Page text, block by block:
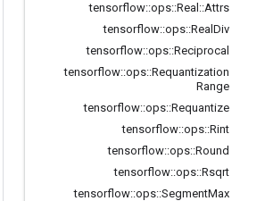
tensorflow::ops::Real ::Attrs
tensorflow::ops::Real Div
tensorflow::ops::Reciprocal
tensorflow::ops::Requantization
Range
tensorflow::ops::Requantize
tensorflow::ops::Rint
tensorflow::ops::Round
tensorflow::ops::Rsqrt
tensorflow::ops::SegmentMax